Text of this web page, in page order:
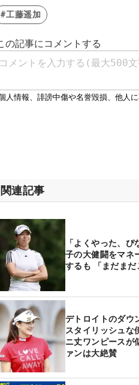
#工藤遥加
関連記事
「よくやった、ぴ
子の大健闘をマネ
するも 「まだまだ
デトロイトのダウ
スタイリッシュ
ニ丈ワンピースが
ァンは大絶賛